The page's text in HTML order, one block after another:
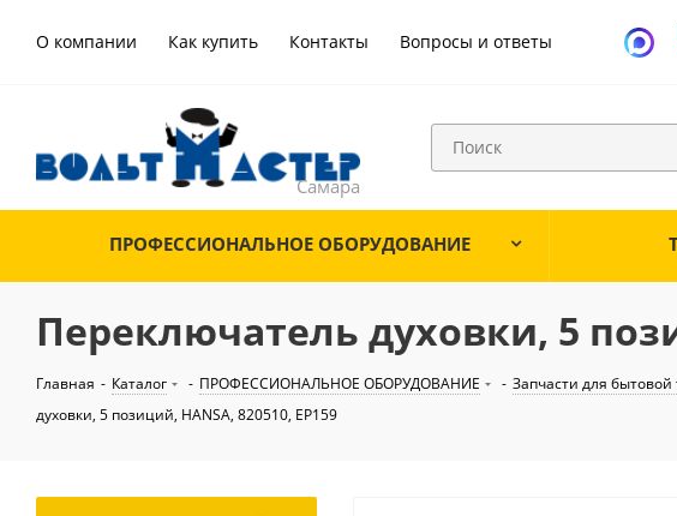
О компании Как купить Контакты Вопросы и ответы
ПРОФЕССИОНАЛЬНОЕ ОБОРУДОВАНИЕ
Переключатель духовки, 5
Главная - Каталог - ПРОФЕССИОНАЛЬНОЕ ОБОРУДОВАНИЕ - Запчасти для бытовой
духовки, 5 позиций, HANSA, 820510, EP159